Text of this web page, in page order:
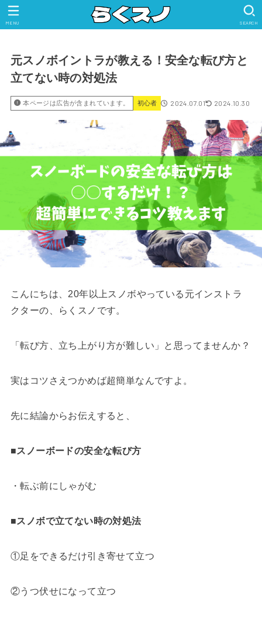
SEARCH
MENU
元スノボイントラが教える！安全な転び方と
立てない時の対処法
本ページは広告が含まれています。 初心者 2024.07.01 2024.10.30
こんにちは、20年以上スノボやっている元インストラ
クターの、らくスノです。
「転び方、立ち上がり方が難しい」と思ってませんか？
実はコツさえつかめば超簡単なんですよ。
先に結論からお伝えすると、
■スノーボードの安全な転び方
・転ぶ前にしゃがむ
■スノボで立てない時の対処法
①足をできるだけ引き寄せて立つ
②うつ伏せになって立つ